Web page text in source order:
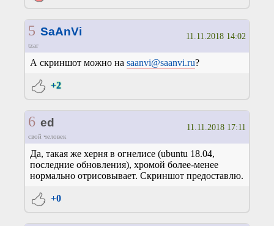
5 SaAnVi
tzar
11.11.2018 14:02
А скриншот можно на saanvi@saanvi.ru?
+2
6 ed
свой человек
11.11.2018 17:11
Да, такая же херня в огнелисе (ubuntu 18.04,
последние обновления), хромой более-менее
нормально отрисовывает. Скриншот предоставлю.
+0